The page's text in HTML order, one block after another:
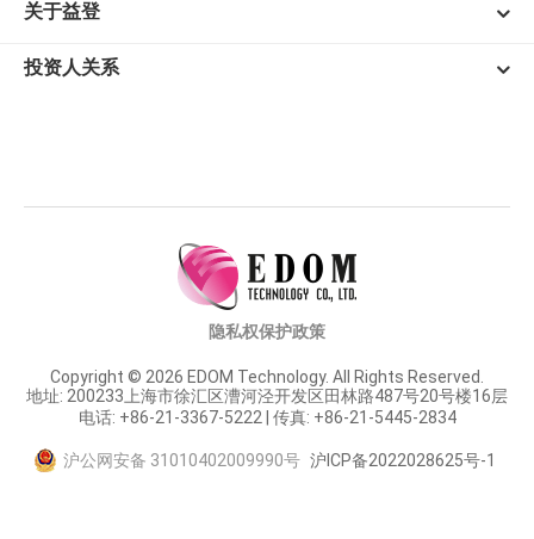
关于益登
投资人关系
Copyright © 2026 EDOM Technology. All Rights Reserved.
地址: 200233上海市徐汇区漕河泾开发区田林路487号20号楼16层
电话: +86-21-3367-5222 | 传真: +86-21-5445-2834
沪公网安备 31010402009990号 沪ICP备2022028625号-1
隐私权保护政策